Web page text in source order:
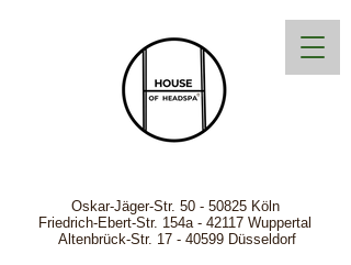
Oskar-Jäger-Str. 50 - 50825Köln
Friedrich-Ebert-Str. 154a - 42117 Wuppertal
Altenbrück-Str. 17 - 40599 Düsseldorf